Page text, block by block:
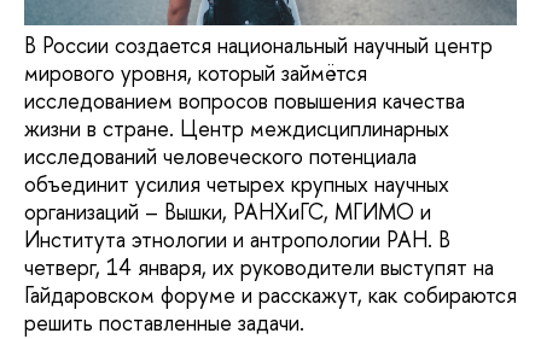
В России создается национальный научный центр
мирового уровня, который займётся
исследованием вопросов повышения качества
жизни в стране. Центр междисциплинарных
исследований человеческого потенциала
объединит усилия четырех крупных научных
организаций – Вышки, РАНХиГС, МГИМО и
Института этнологии и антропологии РАН. В
четверг, 14 января, их руководители выступят на
Гайдаровском форуме и расскажут, как собираются
решить поставленные задачи.